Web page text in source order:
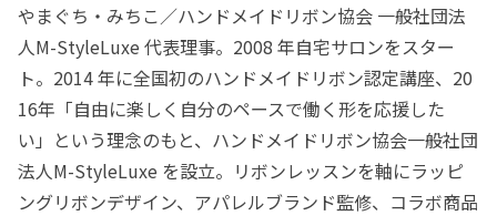
やまぐち・みちこ／ハンドメイドリボン協会 一般社団法
人M-StyleLuxe 代表理事。2008 年自宅サロンをスター
ト。2014 年に全国初のハンドメイドリボン認定講座、20
16年「自由に楽しく自分のペースで働く形を応援した
い」という理念のもと、ハンドメイドリボン協会一般社団
法人M-StyleLuxe を設立。リボンレッスンを軸にラッピ
ングリボンデザイン、アパレルブランド監修、コラボ商品